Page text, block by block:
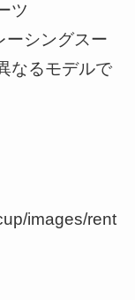
ツ
シングスー
なるモデルで
images/rent